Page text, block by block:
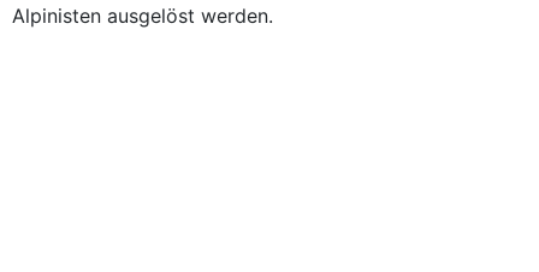
Alpinisten ausgelöst werden.